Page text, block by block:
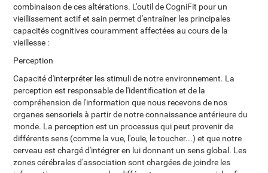
combinaison de ces altérations. L'outil de CogniFit pour un
vieillissement actif et sain permet d'entraîner les principales
capacités cognitives couramment affectées au cours de la
vieillesse :
Perception
Capacité d'interpréter les stimuli de notre environnement. La
perception est responsable de l'identification et de la
compréhension de l'information que nous recevons de nos
organes sensoriels à partir de notre connaissance antérieure du
monde. La perception est un processus qui peut provenir de
différents sens (comme la vue, l'ouïe, le toucher...) et que notre
cerveau est chargé d'intégrer en lui donnant un sens global. Les
zones cérébrales d'association sont chargées de joindre les